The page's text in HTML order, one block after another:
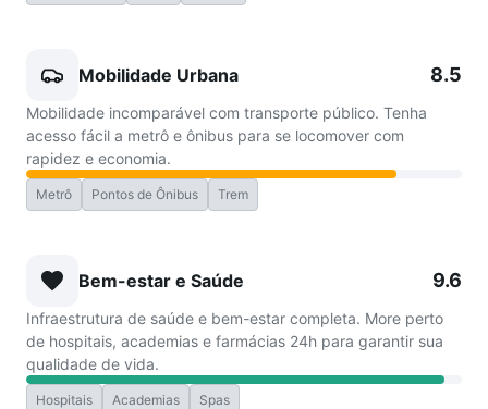
Mobilidade Urbana 8.5
Mobilidade incomparável com transporte público. Tenha
acesso fácil a metrô e ônibus para se locomover com
rapidez e economia.
Metrô Pontos de Ônibus Trem
Bem-estar e Saúde 9.6
Infraestrutura de saúde e bem-estar completa. More perto
de hospitais, academias e farmácias 24h para garantir sua
qualidade de vida.
Hospitais Academias Spas